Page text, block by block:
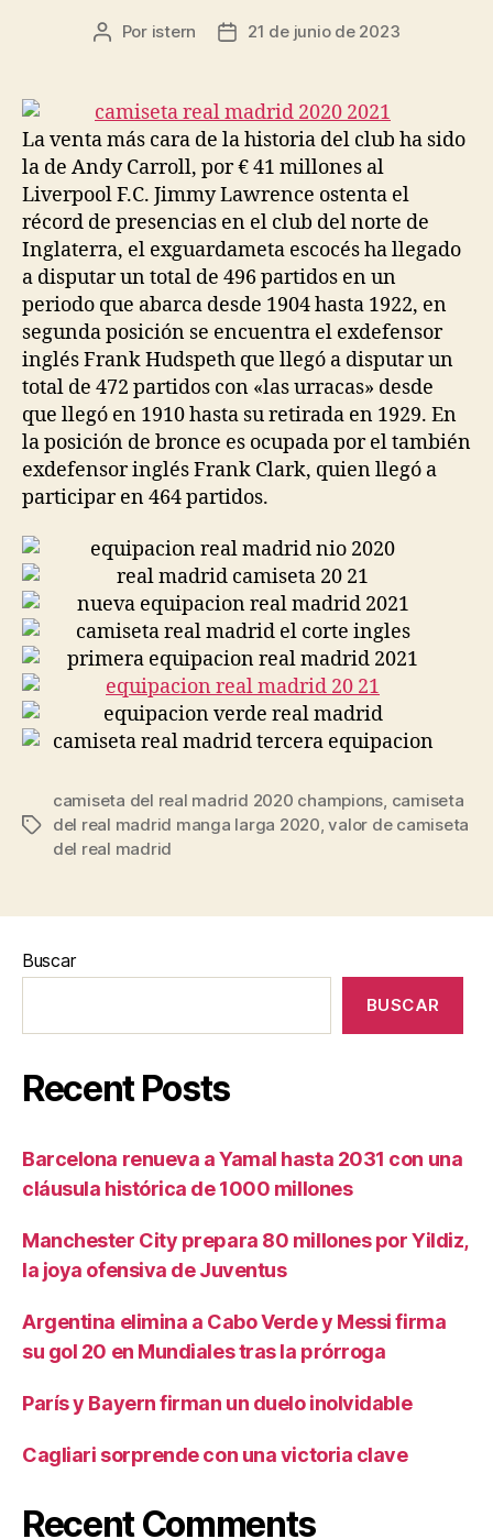
Autor
entrada
Por istern
Fecha
entrada
21 de junio de 2023
La venta más cara de la historia del club ha sido
la de Andy Carroll, por € 41 millones al
Liverpool F.C. Jimmy Lawrence ostenta el
récord de presencias en el club del norte de
Inglaterra, el exguardameta escocés ha llegado
a disputar un total de 496 partidos en un
periodo que abarca desde 1904 hasta 1922, en
segunda posición se encuentra el exdefensor
inglés Frank Hudspeth que llegó a disputar un
total de 472 partidos con «las urracas» desde
que llegó en 1910 hasta su retirada en 1929. En
la posición de bronce es ocupada por el también
exdefensor inglés Frank Clark, quien llegó a
participar en 464 partidos.
Etiquetas
camiseta del real madrid 2020 champions, camiseta
del real madrid manga larga 2020,valor de camiseta
del real madrid
Buscar
BUSCAR
Recent Posts
Barcelona renueva a Yamal hasta 2031 con una
cláusula histórica de 1000 millones
Manchester City prepara 80 millones por Yildiz,
la joya ofensiva de Juventus
Argentina elimina a Cabo Verde y Messi firma
su gol 20 en Mundiales tras la prórroga
París y Bayern firman un duelo inolvidable
Cagliari sorprende con una victoria clave
Recent Comments